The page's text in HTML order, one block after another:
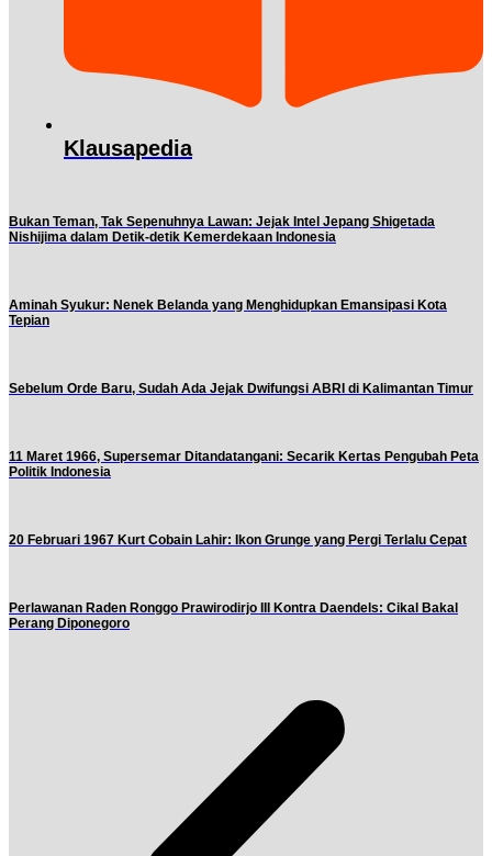
Klausapedia
Bukan Teman, Tak Sepenuhnya Lawan: Jejak Intel Jepang Shigetada
Nishijima dalam Detik-detik Kemerdekaan Indonesia
Aminah Syukur: Nenek Belanda yang Menghidupkan Emansipasi Kota
Tepian
Sebelum Orde Baru, Sudah Ada Jejak Dwifungsi ABRI di Kalimantan Timur
11 Maret 1966, Supersemar Ditandatangani: Secarik Kertas Pengubah Peta
Politik Indonesia
20 Februari 1967 Kurt Cobain Lahir: Ikon Grunge yang Pergi Terlalu Cepat
Perlawanan Raden Ronggo Prawirodirjo III Kontra Daendels: Cikal Bakal
Perang Diponegoro